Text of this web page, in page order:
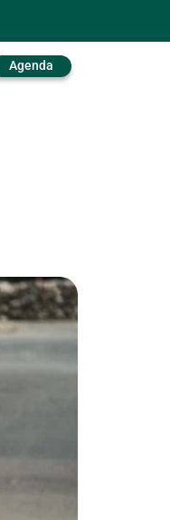
Agenda